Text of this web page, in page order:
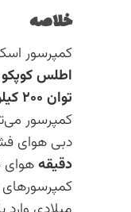
خلاصه
کمپرسور
اطلس کوپکو
توان ۲۰۰ کیلووات
کمپرسور
دبی هوای
دقیقههوای
کمپرسورهای